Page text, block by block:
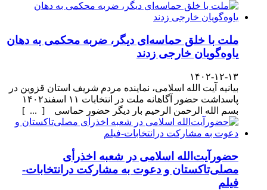
ملت با خلق حماسه‌ای دیگر، ضربه محکمی به دهان
یاوه‌گویان خارجی زدند
۱۴۰۲-۱۲-۱۳
بیانیه آیت الله اسلامی، نماینده مردم شریف استان قزوین در
پاسداشت حضور آگاهانه ملت در انتخابات ۱۱ اسفند۱۴۰۲
بسم الله الرحمن الرحیم بار دیگر حضور حماسی [ ... ]
حضورآیت‌الله اسلامی در شعبه اخذرأی
مصلی‌تاکستان و دعوت به مشارکت درانتخابات-
فیلم